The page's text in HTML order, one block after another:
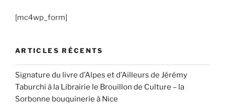
[mc4wp_form]
ARTICLES RÉCENTS
Signature du livre d’Alpes et d’Ailleurs de Jérémy
Taburchi à la Librairie le Brouillon de Culture – la
Sorbonne bouquinerie à Nice